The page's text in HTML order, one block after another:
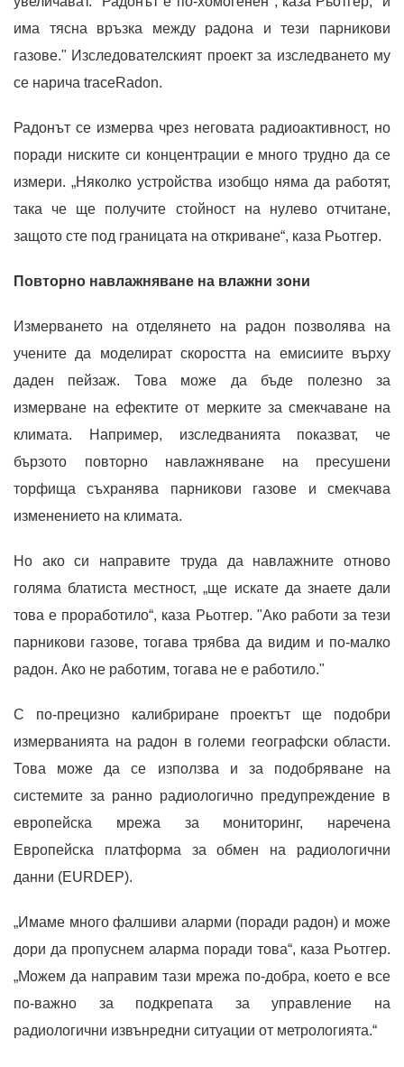
има тясна връзка между радона и тези парникови
газове." Изследователският проект за изследването му
се нарича traceRadon.
Радонът се измерва чрез неговата радиоактивност, но
поради ниските си концентрации е много трудно да се
измери. „Няколко устройства изобщо няма да работят,
така че ще получите стойност на нулево отчитане,
защото сте под границата на откриване“, каза Рьотгер.
Повторно навлажняване на влажни зони
Измерването на отделянето на радон позволява на
учените да моделират скоростта на емисиите върху
даден пейзаж. Това може да бъде полезно за
измерване на ефектите от мерките за смекчаване на
климата. Например, изследванията показват, че
бързото повторно навлажняване на пресушени
торфища съхранява парникови газове и смекчава
изменението на климата.
Но ако си направите труда да навлажните отново
голяма блатиста местност, „ще искате да знаете дали
това е проработило“, каза Рьотгер. "Ако работи за тези
парникови газове, тогава трябва да видим и по-малко
радон. Ако не работим, тогава не е работило."
С по-прецизно калибриране проектът ще подобри
измерванията на радон в големи географски области.
Това може да се използва и за подобряване на
системите за ранно радиологично предупреждение в
европейска мрежа за мониторинг, наречена
Европейска платформа за обмен на радиологични
данни (EURDEP).
„Имаме много фалшиви аларми (поради радон) и може
дори да пропуснем аларма поради това“, каза Рьотгер.
„Можем да направим тази мрежа по-добра, което е все
по-важно за подкрепата за управление на
радиологични извънредни ситуации от метрологията.“